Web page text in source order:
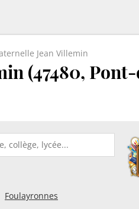
Jean Villemin
(47480,
Foulayronnes